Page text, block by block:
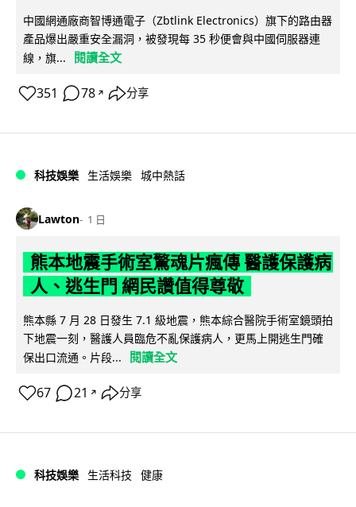
中國網通廠商智博通電子（Zbtlink Electronics）旗下的路由器
產品爆出嚴重安全漏洞，被發現每 35 秒便會與中國伺服器連
線，旗...
閱讀全文
351 78 ↗ 分享
科技娛樂 生活娛樂 城中熱話
Lawton 1 日
熊本地震手術室驚魂片瘋傳 醫護保護病
人、逃生門 網民讚值得尊敬
熊本縣 7 月 28 日發生 7.1 級地震，熊本綜合醫院手術室鏡頭拍
下地震一刻，醫護人員臨危不亂保護病人，更馬上開逃生門確
保出口流通。片段...
閱讀全文
67 21 ↗ 分享
科技娛樂 生活科技 健康